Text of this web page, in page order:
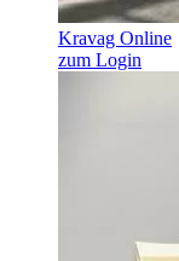
Kravag Online
zum Login